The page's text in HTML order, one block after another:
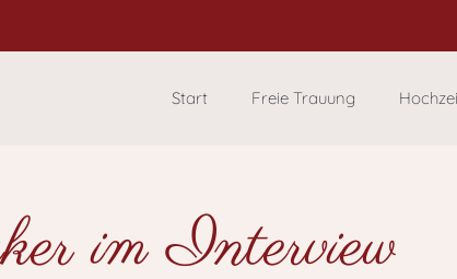
Start Freie Trauung
im Interview